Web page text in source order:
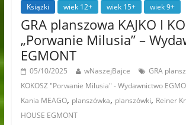
Książki wiek 12+ wiek 15+ wiek 9+
GRA planszowa KAJKO I
„Porwanie Milusia” –
EGMONT
05/10/2025 wNaszejBajce
GRA
KOKOSZ "Porwanie Milusia" - Wydawnictwo
Kania MEAGO, planszówka, planszówki, Reiner
HOUSE EGMONT